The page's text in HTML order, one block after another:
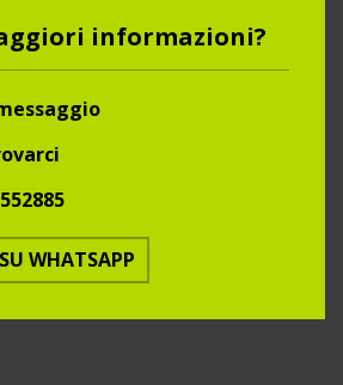
informazioni?
WHATSAPP